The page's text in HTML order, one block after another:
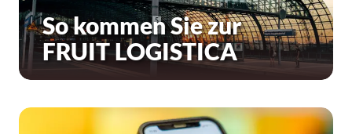
So kommen Sie zur
FRUIT LOGISTICA